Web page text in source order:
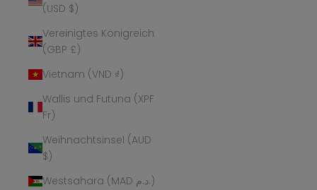
(USD $)
Vereinigtes Königreich
(GBP £)
Vietnam (VND ₫)
Wallis und Futuna (XPF
Fr)
Weihnachtsinsel (AUD
$)
Westsahara (MAD د.م.)